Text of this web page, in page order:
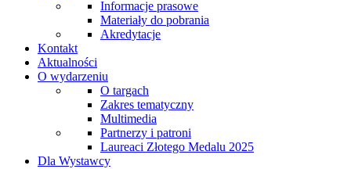
Informacje prasowe
Materiały do pobrania
Akredytacje
Kontakt
Aktualności
O wydarzeniu
O targach
Zakres tematyczny
Multimedia
Partnerzy i patroni
Laureaci Złotego Medalu 2025
Dla Wystawcy